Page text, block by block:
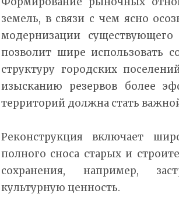
земель, в связи с чем ясно
модернизации
позволит шире использовать
структуру городских
изысканию резервов более
территорий должна стать
Реконструкция включает
полного сноса старых и
сохранения, например,
культурную ценность.